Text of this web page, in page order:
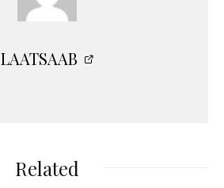
LAATSAAB
Related